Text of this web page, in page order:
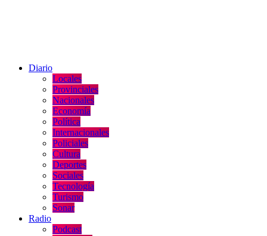
Diario
Locales
Provinciales
Nacionales
Economía
Política
Internacionales
Policiales
Cultura
Deportes
Sociales
Tecnología
Turismo
Sonar
Radio
Podcast